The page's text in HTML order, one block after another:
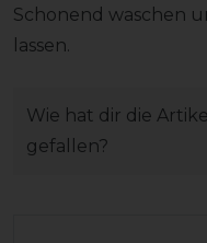
Schonend waschen
lassen.
Wie hat dir die
gefallen?